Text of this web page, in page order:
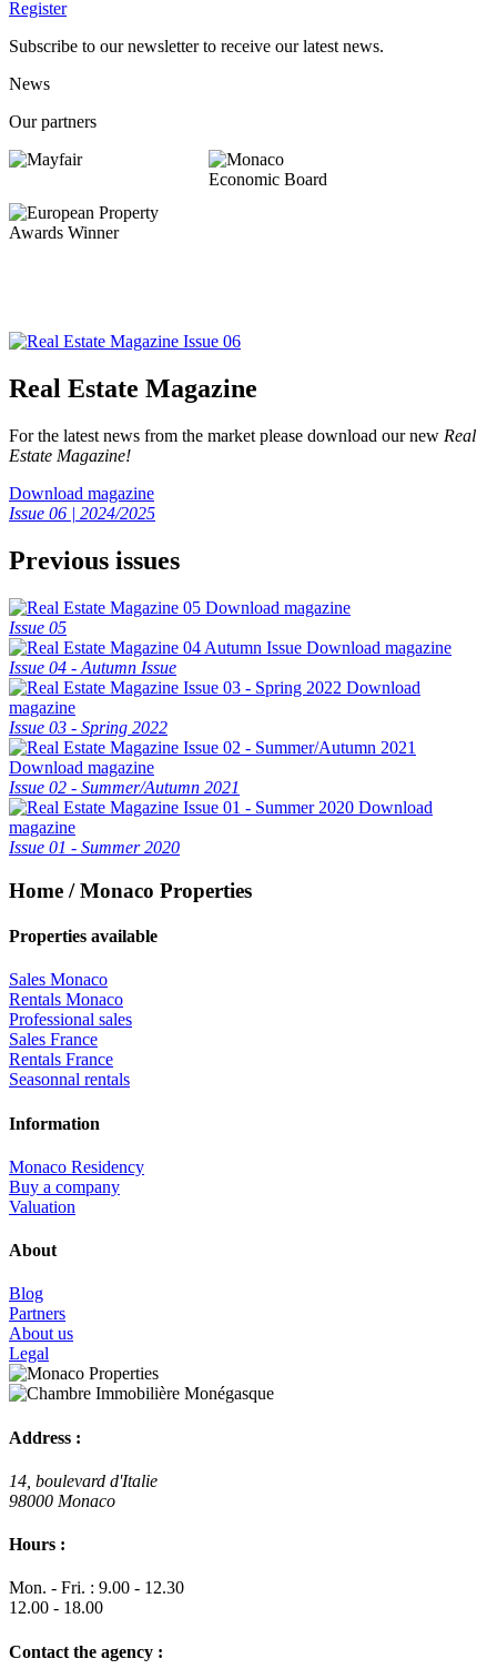
Register
Subscribe to our newsletter to receive our latest news.
News
Our partners
Real Estate Magazine
For the latest news from the market please download our new Real
Estate Magazine!
Download magazine
Issue 06 | 2024/2025
Previous issues
Download magazine
Issue 05
Download magazine
Issue 04 - Autumn Issue
Download
magazine
Issue 03 - Spring 2022
Download magazine
Issue 02 - Summer/Autumn 2021
Download
magazine
Issue 01 - Summer 2020
Home / Monaco Properties
Properties available
Sales Monaco
Rentals Monaco
Professional sales
Sales France
Rentals France
Seasonnal rentals
Information
Monaco Residency
Buy a company
Valuation
About
Blog
Partners
About us
Legal
Address :
14, boulevard d'Italie
98000 Monaco
Hours :
Mon. - Fri. : 9.00 - 12.30
12.00 - 18.00
Contact the agency :